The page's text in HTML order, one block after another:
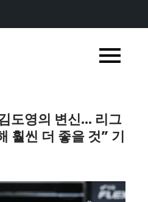
도영의 변신… 리그
훨씬 더 좋을 것” 기